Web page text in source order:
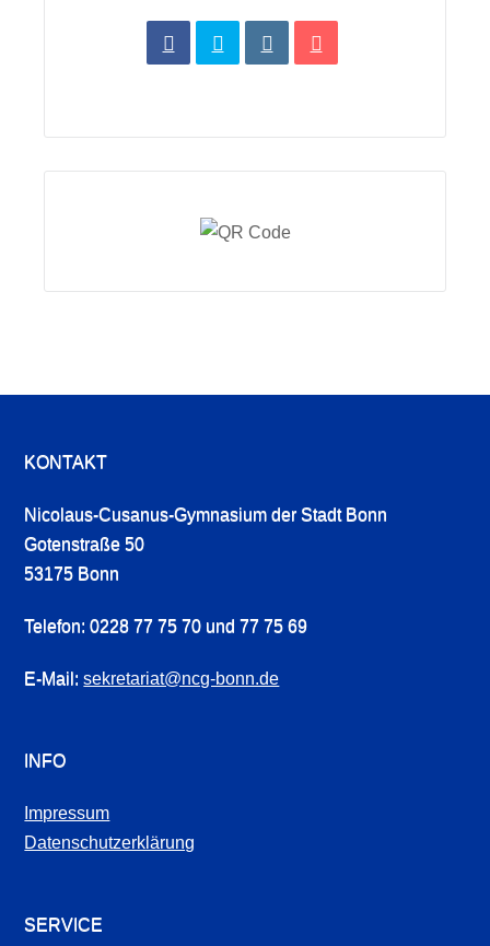
KONTAKT
Nicolaus-Cusanus-Gymnasium der Stadt Bonn
Gotenstraße 50
53175 Bonn
Telefon: 0228 77 75 70 und 77 75 69
E-Mail:sekretariat@ncg-bonn.de
INFO
Impressum
Datenschutzerklärung
SERVICE